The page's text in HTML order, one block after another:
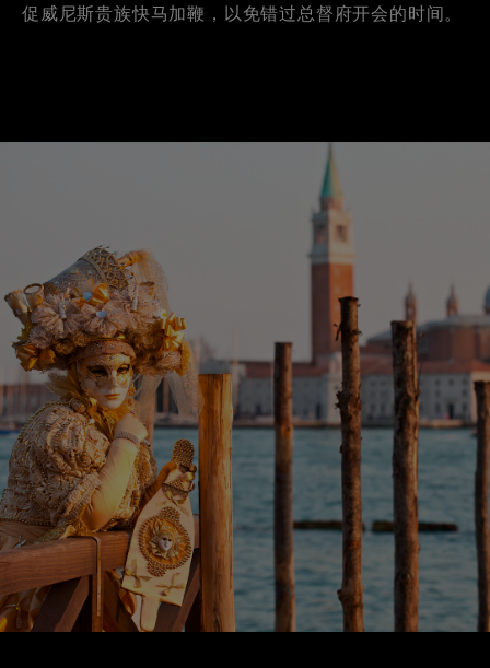
促威尼斯贵族快马加鞭，以免错过总督府开会的时间。